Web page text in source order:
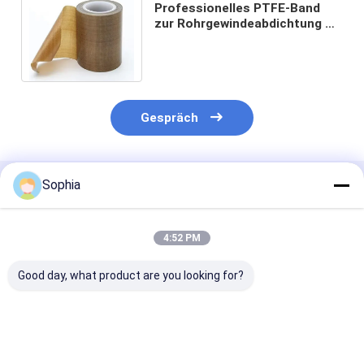
Professionelles PTFE-Band
zur Rohrgewindeabdichtung –
Gespräch
Empfohlene Produkte
Sophia
4:52 PM
Good day, what product are you looking for?